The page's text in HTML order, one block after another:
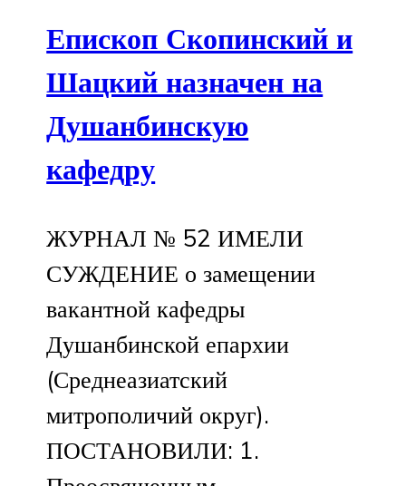
Епископ Скопинский и
Шацкий назначен на
Душанбинскую
кафедру
ЖУРНАЛ № 52 ИМЕЛИ
СУЖДЕНИЕ о замещении
вакантной кафедры
Душанбинской епархии
(Среднеазиатский
митрополичий округ).
ПОСТАНОВИЛИ: 1.